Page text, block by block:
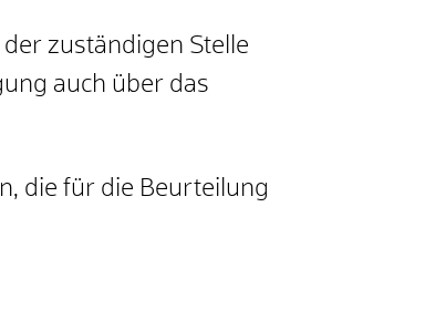
zuständigen Stelle
auch über das
die für die Beurteilung